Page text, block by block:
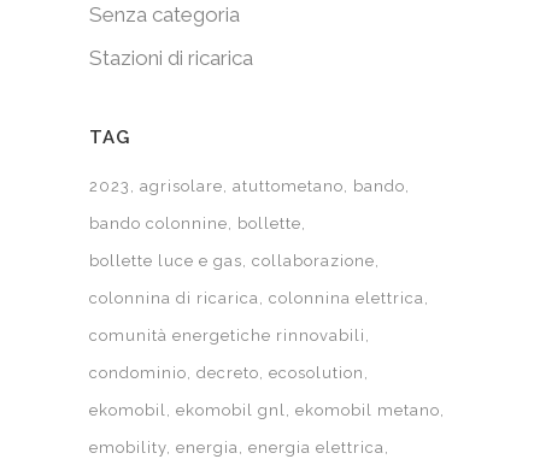
Senza categoria
Stazioni di ricarica
TAG
2023 agrisolare atuttometano bando
bando colonnine bollette
bollette luce e gas collaborazione
colonnina di ricarica colonnina elettrica
comunità energetiche rinnovabili
condominio decreto ecosolution
ekomobil ekomobil gnl ekomobil metano
emobility energia energia elettrica